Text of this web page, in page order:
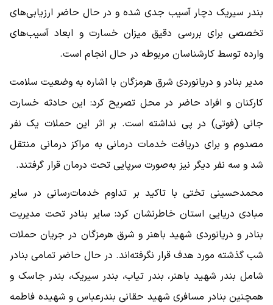
بندر سیریک دچار آسیب جدی شده و در حال حاضر ارزیابی‌های
تخصصی برای بررسی دقیق میزان خسارت و ابعاد آسیب‌های
وارده توسط کارشناسان مربوطه در حال انجام است.
مدیر بنادر و دریانوردی شرق هرمزگان با اشاره به وضعیت سلامت
کارکنان و افراد حاضر در محل تصریح کرد: این حادثه خسارت
جانی (فوتی) در پی نداشته است. بر اثر این حملات یک نفر
مصدوم و برای دریافت خدمات درمانی به مراکز درمانی منتقل
شد و سه نفر دیگر نیز به‌صورت سرپایی تحت درمان قرار گرفتند.
محمدحسینی تختی با تاکید بر تداوم خدمات‌رسانی در سایر
مبادی دریایی استان خاطرنشان کرد: سایر بنادر تحت مدیریت
بنادر و دریانوردی شهید باهنر و شرق هرمزگان در جریان حملات
شب گذشته مورد هدف قرار نگرفته‌اند. در حال حاضر تمامی بنادر
شامل بندر شهید باهنر، بندر تیاب، بندر سیریک، بندر جاسک و
همچنین بنادر مسافری شهید حقانی بندرعباس و شهیده فاطمه